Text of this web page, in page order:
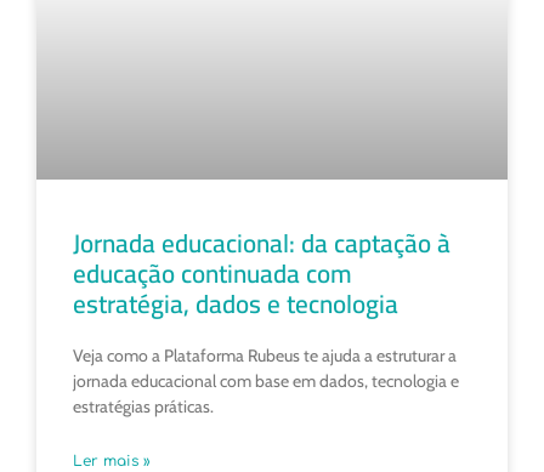
Jornada educacional: da captação à
educação continuada com
estratégia, dados e tecnologia
Veja como a Plataforma Rubeus te ajuda a estruturar a
jornada educacional com base em dados, tecnologia e
estratégias práticas.
Ler mais »